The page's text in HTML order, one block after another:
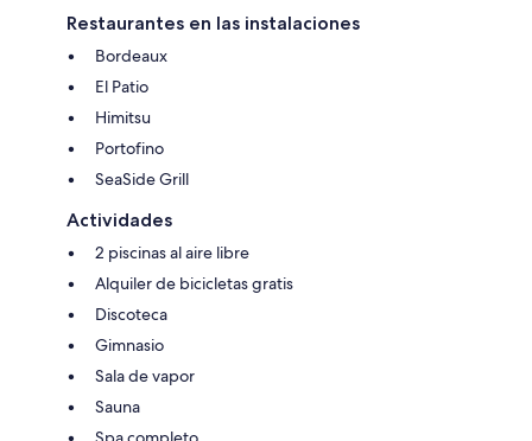
Restaurantes en las instalaciones
Bordeaux
El Patio
Himitsu
Portofino
SeaSide Grill
Actividades
2 piscinas al aire libre
Alquiler de bicicletas gratis
Discoteca
Gimnasio
Sala de vapor
Sauna